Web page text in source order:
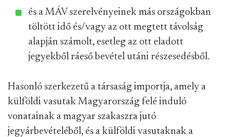
és a MÁV szerelvényeinek más országokban
töltött idő és/vagy az ott megtett távolság
alapján számolt, esetleg az ott eladott
jegyekből ráeső bevétel utáni részesedésből.
Hasonló szerkezetű a társaság importja, amely a
külföldi vasutak Magyarország felé induló
vonatainak a magyar szakaszra jutó
jegyárbevételéből, és a külföldi vasutaknak a